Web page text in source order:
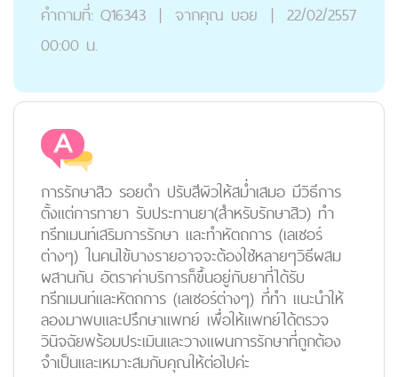
คำถามที่: Q16343 | จากคุณ บอย | 22/02/2557
00:00 น.
การรักษาสิว รอยดำ ปรับสีผิวให้สม่ำเสมอ มีวิธีการ
ตั้งแต่การทายา รับประทานยา(สำหรับรักษาสิว) ทำ
ทรีทเมนท์เสริมการรักษา และทำหัตถการ (เลเซอร์
ต่างๆ) ในคนไข้บางรายอาจจะต้องใช้หลายๆวิธีผสม
ผสานกัน อัตราค่าบริการก็ขึ้นอยู่กับยาที่ได้รับ
ทรีทเมนท์และหัตถการ (เลเซอร์ต่างๆ) ที่ทำ แนะนำให้
ลองมาพบและปรึกษาแพทย์ เพื่อให้แพทย์ได้ตรวจ
วินิจฉัยพร้อมประเมินและวางแผนการรักษาที่ถูกต้อง
จำเป็นและเหมาะสมกับคุณให้ต่อไปค่ะ